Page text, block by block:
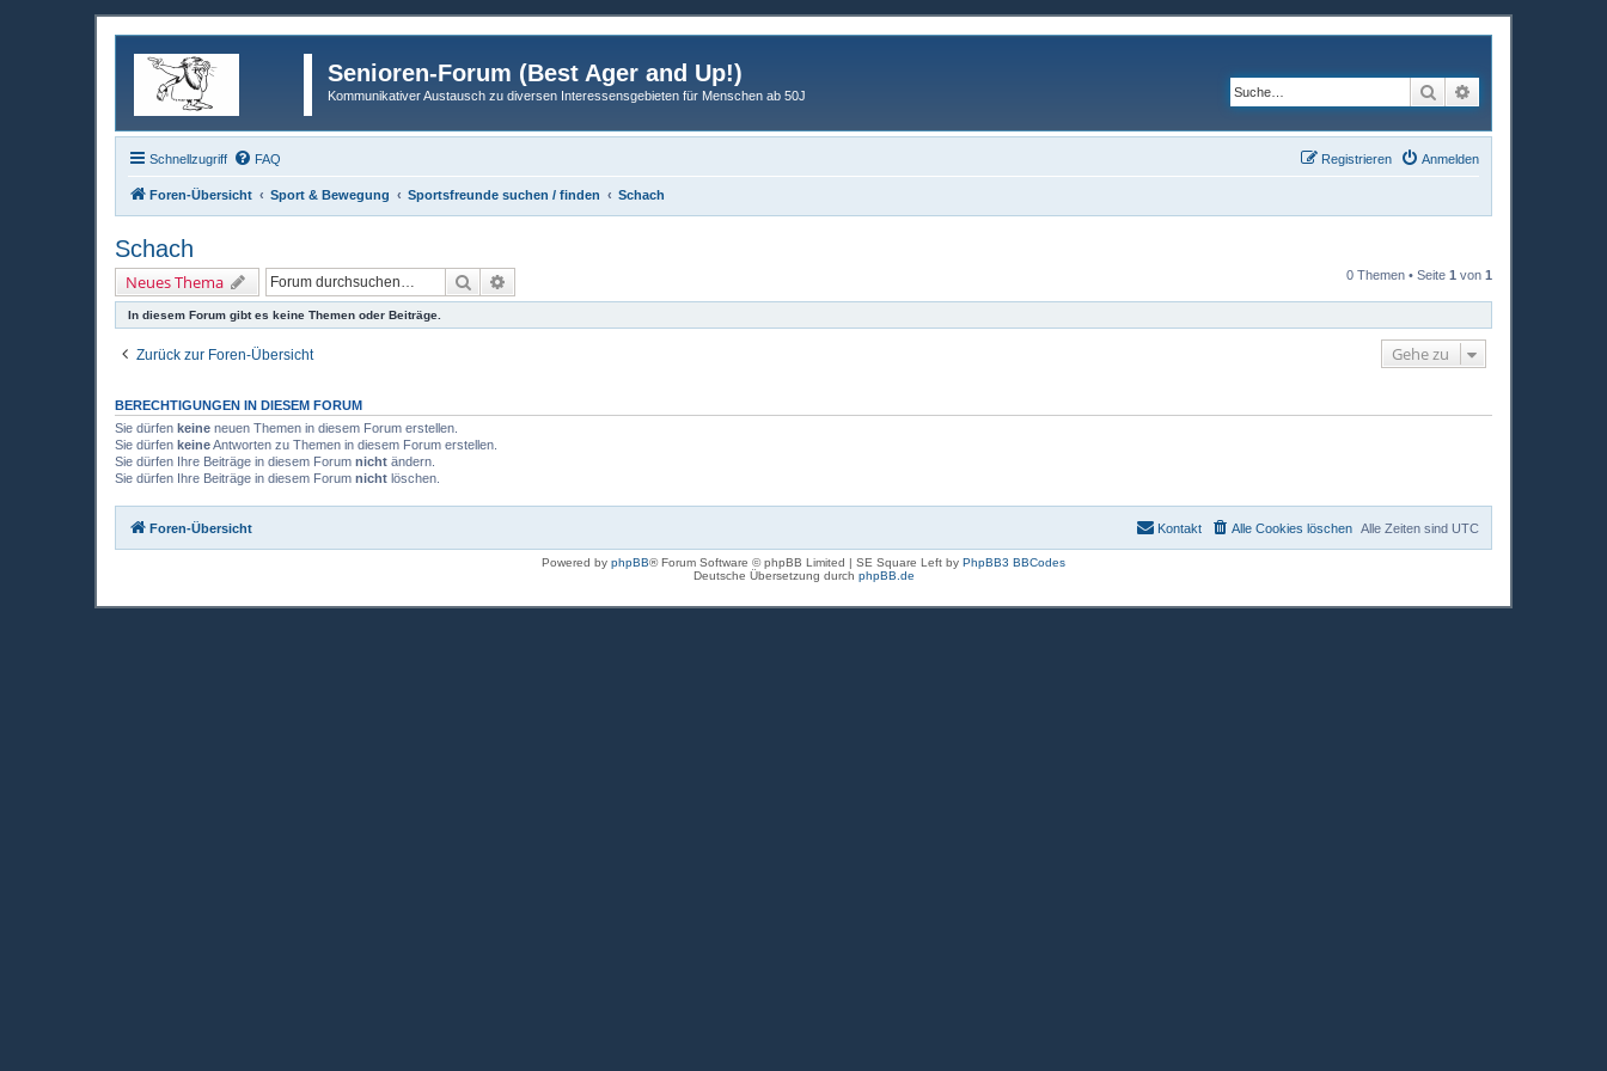
Senioren-Forum (Best Ager and Up!)
Kommunikativer Austausch zu diversen Interessensgebieten für Menschen ab 50J Suche
Schnellzugriff FAQ Anmelden
Registrieren
Foren-Übersicht Sport & Bewegung Sportsfreunde suchen / finden Schach
Schach
Neues Thema Suche 0 Themen • Seite 1 von 1
In diesem Forum gibt es keine Themen oder Beiträge.
Zurück zur Foren-Übersicht Gehe zu
BERECHTIGUNGEN IN DIESEM FORUM
Sie dürfen keine neuen Themen in diesem Forum erstellen.
Sie dürfen keineAntworten zu Themen in diesem Forum erstellen.
Sie dürfen Ihre Beiträge in diesem Forum nicht ändern.
Sie dürfen Ihre Beiträge in diesem Forum nicht löschen.
Foren-Übersicht Alle Zeiten sind UTC
Alle Cookies löschen
Kontakt
Powered by phpBB® Forum Software © phpBB Limited | SE Square Left by PhpBB3 BBCodes
Deutsche Übersetzung durch phpBB.de